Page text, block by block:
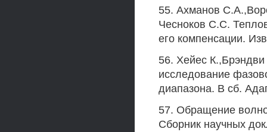
55. Ахманов
Чесноков С.С.
его компенсации.
56. Хейес
исследование
диапазона. В сб.
57. Обращение
Сборник научных